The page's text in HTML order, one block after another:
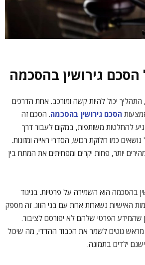
גירושין בהסכמה
התהליך יכול להיות קשה ומורכב. אחת הדרכים
הסכם גירושין בהסכמה. הסכם זה
להחלטות משותפות, במקום לעבור דרך
כמו חלוקת רכוש, הסדרי ראייה ומזונות.
יותר, פחות יקרים ומפחיתים את המתח בין
בהסכמה הוא השמירה על פרטיות. בניגוד
האישיות נשארות אחת עם בני הזוג. זה מספק
שהמידע הפרטי שלהם לא יפורסם לציבור.
מראש נוטים לשמר את הכבוד ההדדי, מה שיכול
ילדים בתמונה.